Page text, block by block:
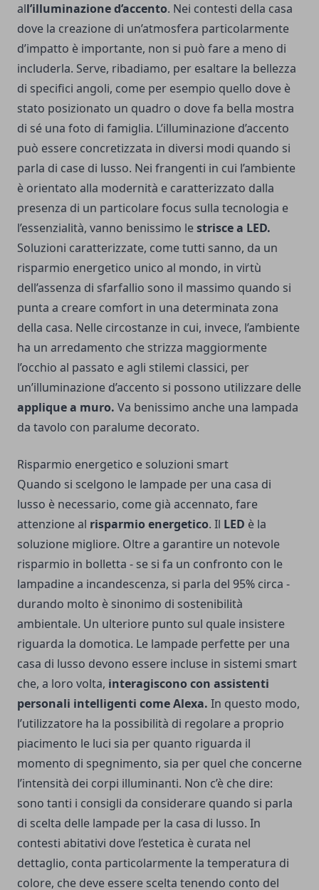
all’illuminazione d’accento. Nei contesti della casa
dove la creazione di un’atmosfera particolarmente
d’impatto è importante, non si può fare a meno di
includerla. Serve, ribadiamo, per esaltare la bellezza
di specifici angoli, come per esempio quello dove è
stato posizionato un quadro o dove fa bella mostra
di sé una foto di famiglia. L’illuminazione d’accento
può essere concretizzata in diversi modi quando si
parla di case di lusso. Nei frangenti in cui l’ambiente
è orientato alla modernità e caratterizzato dalla
presenza di un particolare focus sulla tecnologia e
l’essenzialità, vanno benissimo lestrisce a LED.
Soluzioni caratterizzate, come tutti sanno, da un
risparmio energetico unico al mondo, in virtù
dell’assenza di sfarfallio sono il massimo quando si
punta a creare comfort in una determinata zona
della casa. Nelle circostanze in cui, invece, l’ambiente
ha un arredamento che strizza maggiormente
l’occhio al passato e agli stilemi classici, per
un’illuminazione d’accento si possono utilizzare delle
appliquea muro. Va benissimo anche una lampada
da tavolo con paralume decorato.
Risparmio energetico e soluzioni smart
Quando si scelgono le lampade per una casa di
lusso è necessario, come già accennato, fare
attenzione al risparmio energetico. Il LED è la
soluzione migliore. Oltre a garantire un notevole
risparmio in bolletta - se si fa un confronto con le
lampadine a incandescenza, si parla del 95% circa -
durando molto è sinonimo di sostenibilità
ambientale. Un ulteriore punto sul quale insistere
riguarda la domotica. Le lampade perfette per una
casa di lusso devono essere incluse in sistemi smart
che, a loro volta, interagiscono con assistenti
personali intelligenti come Alexa. In questo modo,
l’utilizzatore ha la possibilità di regolare a proprio
piacimento le luci sia per quanto riguarda il
momento di spegnimento, sia per quel che concerne
l’intensità dei corpi illuminanti. Non c’è che dire:
sono tanti i consigli da considerare quando si parla
di scelta delle lampade per la casa di lusso. In
contesti abitativi dove l’estetica è curata nel
dettaglio, conta particolarmente la temperatura di
colore, che deve essere scelta tenendo conto del